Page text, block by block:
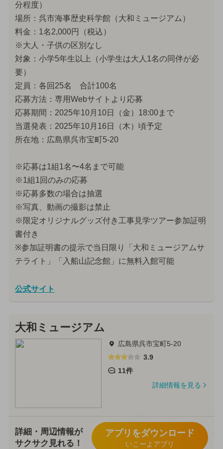
分程度）
場所：呉市海事歴史科学館（大和ミュージアム）
料金：1名2,000円（税込）
※大人・子供の区別なし
対象：小学5年生以上（小学生は大人1名の同伴が必
要）
定員：各回25名 合計100名
応募方法：専用Webサイトより応募
応募期間：2025年10月10日（金）18:00まで
当選発表：2025年10月16日（木）頃予定
所在地：広島県呉市宝町5-20
※応募は1組1名〜4名まで可能
※1組1回のみの応募
※応募多数の場合は抽選
※写真、動画の撮影は禁止
※限定オリジナルグッズ付き工事見学ツアー参加証明
書付き
※参加証明書の提示で当日限り「大和ミュージアムサ
テライト」「入船山記念館」に無料入館可能
公式サイト
大和ミュージアム
広島県呉市宝町5-20
3.9
11件
詳細情報を見る
詳細・周辺情報が
サクサク見れる！
アプリをダウンロード
いこーよアプリ